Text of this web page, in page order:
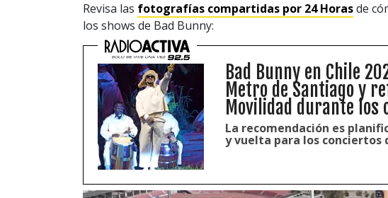
Revisa las fotografías compartidas por 24 Horasde
los shows de Bad Bunny:
Bad Bunny en Chile
Metro de Santiago y
Movilidad durante los
La recomendación es
y vuelta para los conciertos